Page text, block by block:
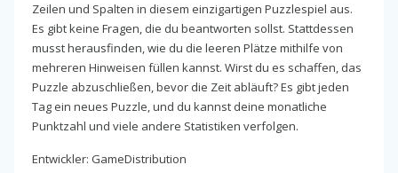
Zeilen und Spalten in diesem einzigartigen Puzzlespiel aus.
Es gibt keine Fragen, die du beantworten sollst. Stattdessen
musst herausfinden, wie du die leeren Plätze mithilfe von
mehreren Hinweisen füllen kannst. Wirst du es schaffen, das
Puzzle abzuschließen, bevor die Zeit abläuft? Es gibt jeden
Tag ein neues Puzzle, und du kannst deine monatliche
Punktzahl und viele andere Statistiken verfolgen.
Entwickler: GameDistribution